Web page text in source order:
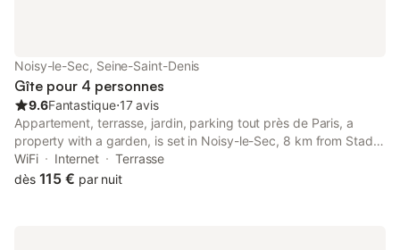
Noisy-le-Sec, Seine-Saint-Denis
Gîte pour 4 personnes
9.6Fantastique⋅17 avis
Appartement, terrasse, jardin, parking tout près de Paris, a
property with a garden, is set in Noisy-le-Sec, 8 km from Stade
de France, 8.3 km from Gare du Nord, as well as 8.5 km from
La Cigale Concert Hall.
WiFi Internet
Terrasse
dès 115 € par nuit